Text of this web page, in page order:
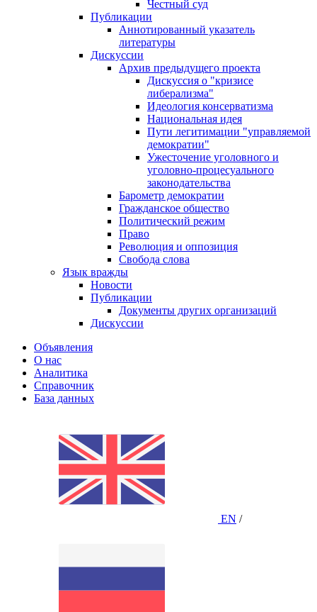
Честный суд
Публикации
Аннотированный указатель
литературы
Дискуссии
Архив предыдущего проекта
Дискуссия о "кризисе
либерализма"
Идеология консерватизма
Национальная идея
Пути легитимации "управляемой
демократии"
Ужесточение уголовного и
уголовно-процесуального
законодательства
Барометр демократии
Гражданское общество
Политический режим
Право
Революция и оппозиция
Свобода слова
Язык вражды
Новости
Публикации
Документы других организаций
Дискуссии
Объявления
О нас
Аналитика
Справочник
База данных
EN /